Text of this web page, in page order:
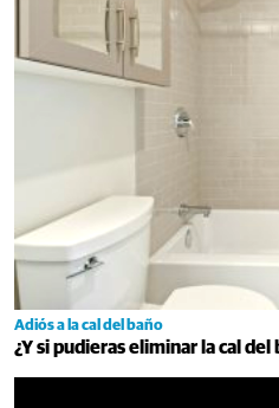
Adiós a la cal del baño
¿Y si pudieras eliminar la cal del